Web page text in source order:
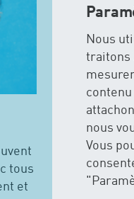
Nous
traitons
nous
Vous
tous
et